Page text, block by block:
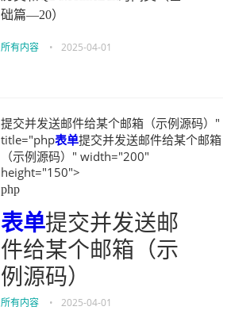
础篇—20）
所有内容 • 2025-04-01
提交并发送邮件给某个邮箱（示例源码）"
title="php表单提交并发送邮件给某个邮箱
（示例源码）" width="200"
height="150">
php
表单提交并发送邮
件给某个邮箱（示
例源码）
所有内容 • 2025-04-01